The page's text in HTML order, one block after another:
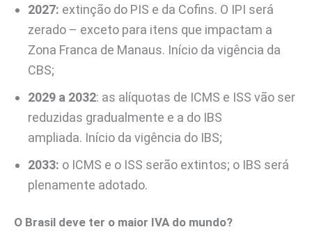
2027: extinção do PIS e da Cofins. O IPI será
zerado – exceto para itens que impactam a
Zona Franca de Manaus. Início da vigência da
CBS;
2029 a 2032: as alíquotas de ICMS e ISS vão ser
reduzidas gradualmente e a do IBS
ampliada. Início da vigência do IBS;
2033: o ICMS e o ISS serão extintos; o IBS será
plenamente adotado.
O Brasil deve ter o maior IVA do mundo?